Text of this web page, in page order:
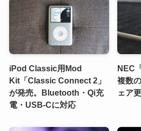
iPod Classic用Mod
Kit「Classic Connect 2」
が発売。Bluetooth・Qi充
電・USB-Cに対応
NEC
複数
ェア